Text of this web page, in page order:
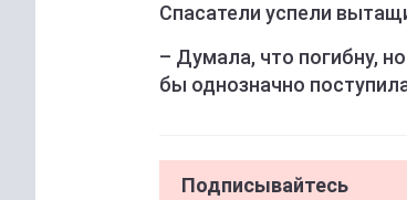
Спасатели успели
– Думала, что погибну,
бы однозначно
Подписывайтесь